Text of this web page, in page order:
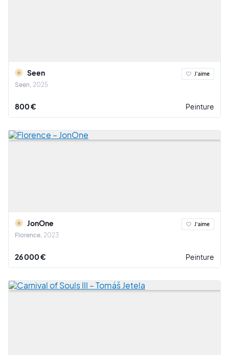
Seen
Seen 2025
J'aime
800 € Peinture
JonOne
Florence 2023
J'aime
26 000 € Peinture